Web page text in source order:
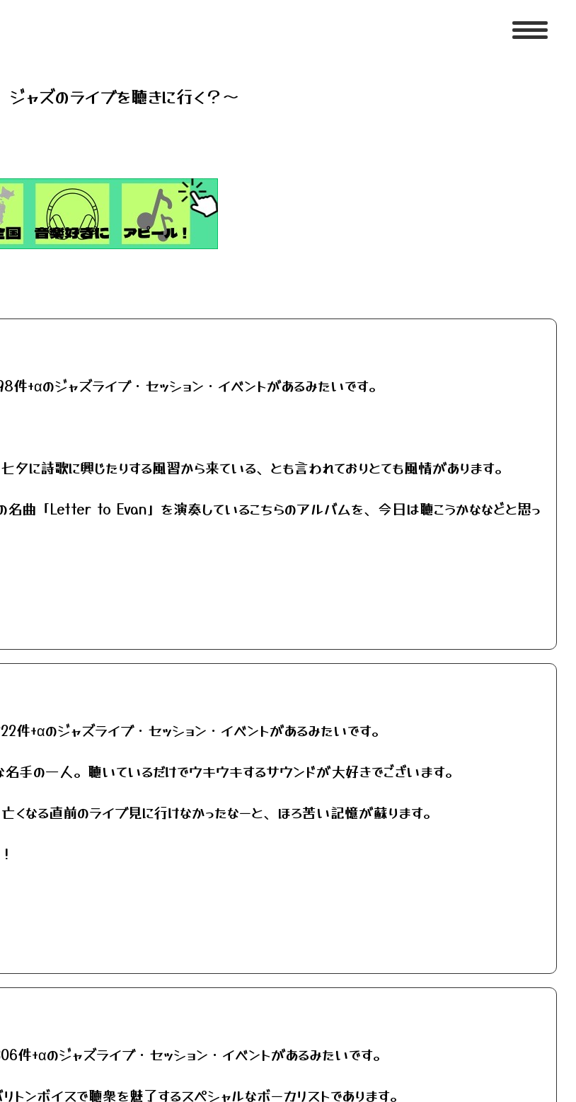
ジャズのライブを聴きに行く？～
のジャズライブ・セッション・イベントがあるみたいです。
に詩歌に興じたりする風習から来ている、とも言われておりとても風情があります。
名曲「Letter to Evan」を演奏しているこちらのアルバムを、今日は聴こうかななどと思っ
のジャズライブ・セッション・イベントがあるみたいです。
手の一人。聴いているだけでウキウキするサウンドが大好きでございます。
なる直前のライブ見に行けなかったなーと、ほろ苦い記憶が蘇ります。
のジャズライブ・セッション・イベントがあるみたいです。
ンボイスで聴衆を魅了するスペシャルなボーカリストであります。